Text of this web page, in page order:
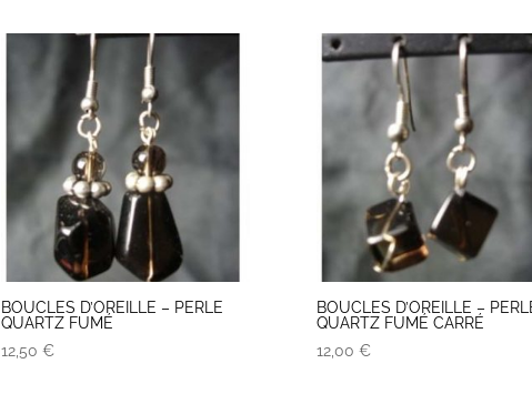
BOUCLES D’OREILLE – PERLE
QUARTZ FUMÉ
12,50 €
BOUCLES D’OREILLE –
QUARTZ FUMÉ CARRÉ
12,00 €